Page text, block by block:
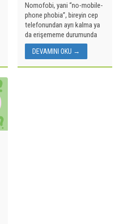
Nomofobi, yani “no-mobile-
phone phobia”, bireyin cep
telefonundan ayrı kalma ya
da erişememe durumunda
yoğun kaygı, huzursuzluk
veya panik yaşamasıyla
DEVAMINI OKU →